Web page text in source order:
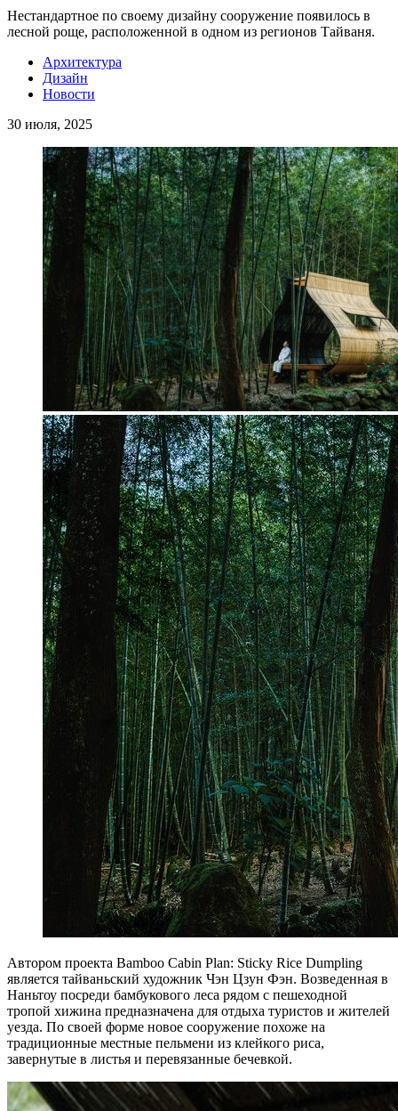
Нестандартное по своему дизайну сооружение появилось в
лесной роще, расположенной в одном из регионов Тайваня.
Архитектура
Дизайн
Новости
30 июля, 2025
Автором проекта Bamboo Cabin Plan: Sticky Rice Dumpling
является тайваньский художник Чэн Цзун Фэн. Возведенная в
Наньтоу посреди бамбукового леса рядом с пешеходной
тропой хижина предназначена для отдыха туристов и жителей
уезда. По своей форме новое сооружение похоже на
традиционные местные пельмени из клейкого риса,
завернутые в листья и перевязанные бечевкой.